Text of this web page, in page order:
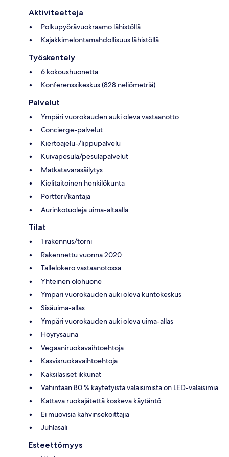
Aktiviteetteja
Polkupyörävuokraamo lähistöllä
Kajakkimelontamahdollisuus lähistöllä
Työskentely
6 kokoushuonetta
Konferenssikeskus (828 neliömetriä)
Palvelut
Ympäri vuorokauden auki oleva vastaanotto
Concierge-palvelut
Kiertoajelu-/lippupalvelu
Kuivapesula/pesulapalvelut
Matkatavarasäilytys
Kielitaitoinen henkilökunta
Portteri/kantaja
Aurinkotuoleja uima-altaalla
Tilat
1 rakennus/torni
Rakennettu vuonna 2020
Tallelokero vastaanotossa
Yhteinen olohuone
Ympäri vuorokauden auki oleva kuntokeskus
Sisäuima-allas
Ympäri vuorokauden auki oleva uima-allas
Höyrysauna
Vegaaniruokavaihtoehtoja
Kasvisruokavaihtoehtoja
Kaksilasiset ikkunat
Vähintään 80 % käytetyistä valaisimista on LED-valaisimia
Kattava ruokajätettä koskeva käytäntö
Ei muovisia kahvinsekoittajia
Juhlasali
Esteettömyys